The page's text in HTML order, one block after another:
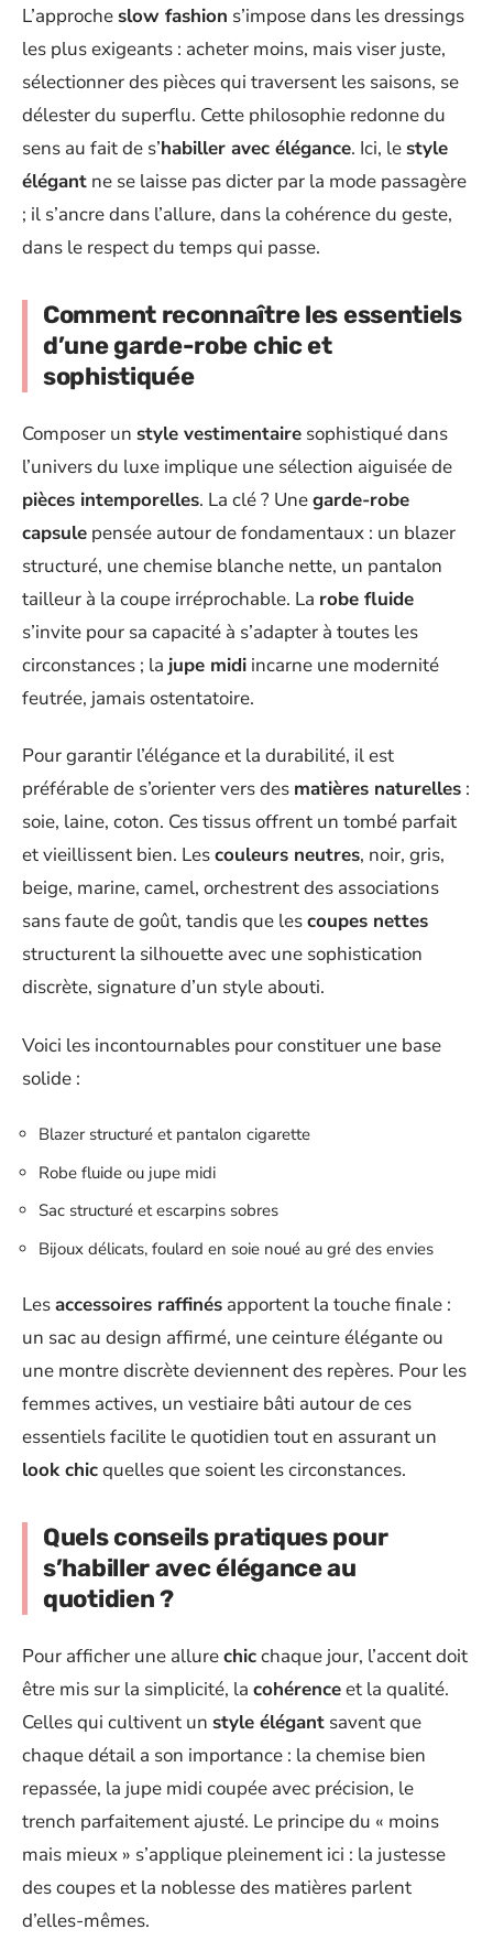
L’approche slow fashion s’impose dans les dressings
les plus exigeants : acheter moins, mais viser juste,
sélectionner des pièces qui traversent les saisons, se
délester du superflu. Cette philosophie redonne du
sens au fait de s’habiller avec élégance. Ici, le style
élégant ne se laisse pas dicter par la mode passagère
; il s’ancre dans l’allure, dans la cohérence du geste,
dans le respect du temps qui passe.
Comment reconnaître les essentiels
d’une garde-robe chic et
sophistiquée
Composer un style vestimentaire sophistiqué dans
l’univers du luxe implique une sélection aiguisée de
pièces intemporelles. La clé ? Unegarde-robe
capsule pensée autour de fondamentaux : un blazer
structuré, une chemise blanche nette, un pantalon
tailleur à la coupe irréprochable. La robe fluide
s’invite pour sa capacité à s’adapter à toutes les
circonstances ; la jupe midi incarne une modernité
feutrée, jamais ostentatoire.
Pour garantir l’élégance et la durabilité, il est
préférable de s’orienter vers des matières naturelles :
soie, laine, coton. Ces tissus offrent un tombé parfait
et vieillissent bien. Lescouleurs neutres, noir, gris,
beige, marine, camel, orchestrent des associations
sans faute de goût, tandis que lescoupes nettes
structurent la silhouette avec une sophistication
discrète, signature d’un style abouti.
Voici les incontournables pour constituer une base
solide :
Blazer structuré et pantalon cigarette
Robe fluide ou jupe midi
Sac structuré et escarpins sobres
Bijoux délicats, foulard en soie noué au gré des envies
Lesaccessoires raffinés apportent la touche finale :
un sac au design affirmé, une ceinture élégante ou
une montre discrète deviennent des repères. Pour les
femmes actives, un vestiaire bâti autour de ces
essentiels facilite le quotidien tout en assurant un
look chicquelles que soient les circonstances.
Quels conseils pratiques pour
s’habiller avec élégance au
quotidien ?
Pour afficher une allurechicchaque jour, l’accent doit
être mis sur la simplicité, la cohérenceet la qualité.
Celles qui cultivent un style élégant savent que
chaque détail a son importance : la chemise bien
repassée, la jupe midi coupée avec précision, le
trench parfaitement ajusté. Le principe du « moins
mais mieux » s’applique pleinement ici : la justesse
des coupes et la noblesse des matières parlent
d’elles-mêmes.